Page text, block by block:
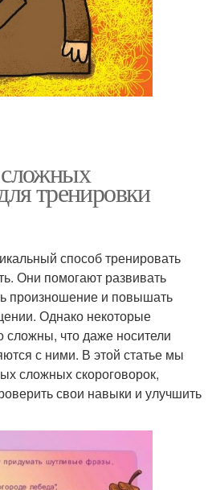
тренировки
способ тренировать
Они помогают развивать
произношение и повышать
Однако некоторые
сложны, что даже носители
с ними. В этой статье мы
сложных скороговорок,
свои навыки и улучшить